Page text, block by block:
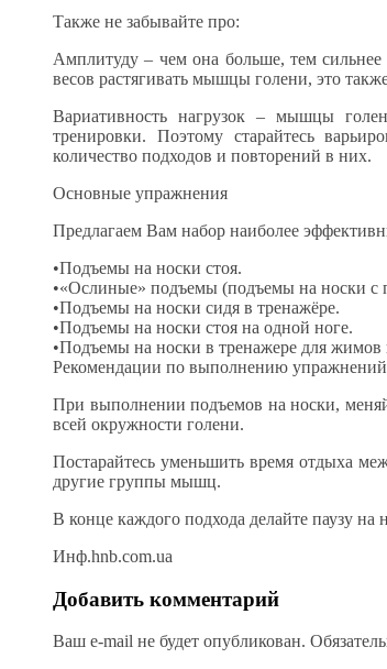
Также не забывайте про:
Амплитуду – чем она больше, тем
весов растягивать мышцы голени, это
Вариативность нагрузок – мышцы
тренировки. Поэтому старайтесь
количество подходов и повторений в них.
Основные упражнения
Предлагаем Вам набор наиболее
•Подъемы на носки стоя.
•«Ослиные» подъемы (подъемы на носки с
•Подъемы на носки сидя в тренажёре.
•Подъемы на носки стоя на одной ноге.
•Подъемы на носки в тренажере для жимов
Рекомендации по выполнению
При выполнении подъемов на носки,
всей окружности голени.
Постарайтесь уменьшить время отдыха
другие группы мышц.
В конце каждого подхода делайте паузу
Инф.hnb.com.ua
Добавить комментарий
Ваш e-mail не будет опубликован.